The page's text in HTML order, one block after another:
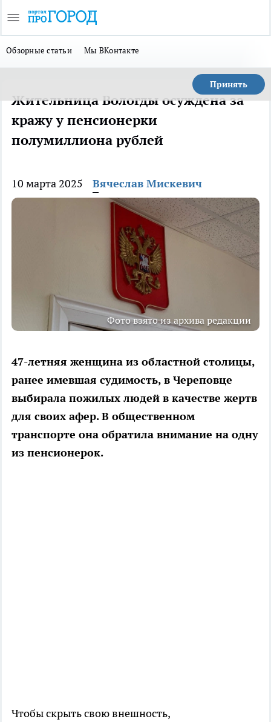
Обзорные статьи Мы ВКонтакте
Принять
Жительница Вологды осуждена за
кражу у пенсионерки
полумиллиона рублей
10 марта 2025 Вячеслав Мискевич
Фото взято из архива редакции
47-летняя женщина из областной столицы,
ранее имевшая судимость, в Череповце
выбирала пожилых людей в качестве жертв
для своих афер. В общественном
транспорте она обратила внимание на одну
из пенсионерок.
Чтобы скрыть свою внешность,